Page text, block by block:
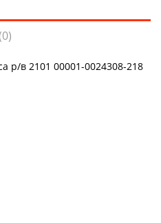
р/в 2101 00001-0024308-218